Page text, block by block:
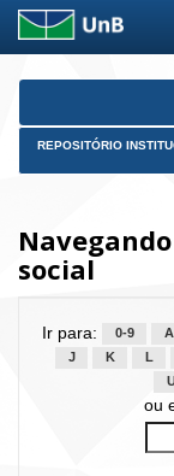
Skip
REPOSITÓRIO
social
Ir para: 0-9 A
J
K L
ou